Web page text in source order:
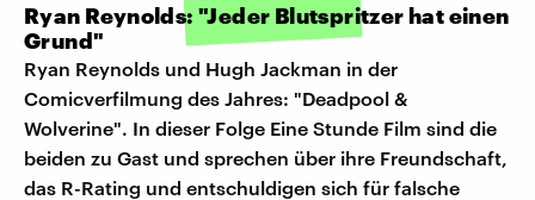
Ryan Reynolds: "Jeder Blutspritzer hat einen
Grund"
Ryan Reynolds und Hugh Jackman in der
Comicverfilmung des Jahres: "Deadpool &
Wolverine". In dieser Folge Eine Stunde Film sind die
beiden zu Gast und sprechen über ihre Freundschaft,
das R-Rating und entschuldigen sich für falsche